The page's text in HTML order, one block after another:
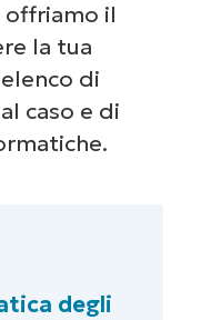
offriamo il
la tua
di
caso e di
degli
demand per vedere
come la gestione